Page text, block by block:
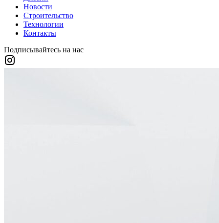
Новости
Строительство
Технологии
Контакты
Подписывайтесь на нас